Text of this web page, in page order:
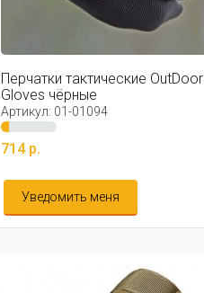
Перчатки тактические OutDoor
Gloves чёрные
Артикул: 01-01094
714 р.
Уведомить меня